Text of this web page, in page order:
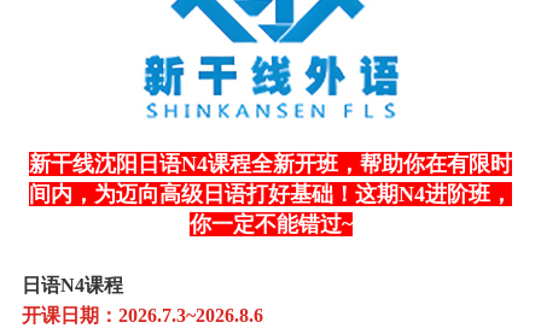
新干线沈阳日语N4课程全新开班，帮助你在有限时
间内，为迈向高级日语打好基础！这期N4进阶班，
你一定不能错过~
日语N4课程
开课日期：2026.7.3~2026.8.6